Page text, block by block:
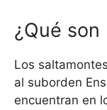
¿Qué
Los
al suborden
encuentran en